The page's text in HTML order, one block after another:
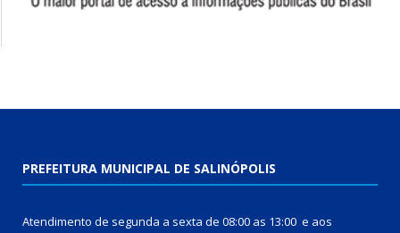
PREFEITURA MUNICIPAL DE SALINÓPOLIS
Atendimento de segunda a sexta de 08:00 as 13:00 e aos